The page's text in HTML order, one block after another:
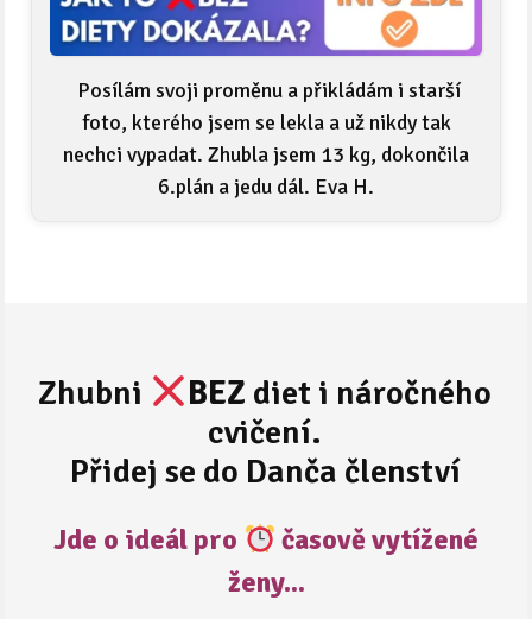
Posílám svoji proměnu a přikládám i starší
foto, kterého jsem se lekla a už nikdy tak
nechci vypadat. Zhubla jsem 13 kg, dokončila
6.plán a jedu dál. Eva H.
Zhubni BEZ diet i náročného
cvičení.
Přidej se do Danča členství
Jde o ideál pro
časově vytížené
ženy...